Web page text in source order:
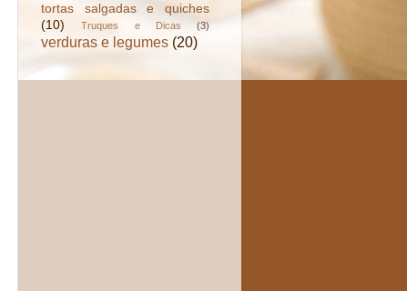
tortas salgadas e quiches
(10)
Truques e Dicas (3)
verduras e legumes (20)